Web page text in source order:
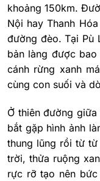
khoảng 150km.
Nội hay Thanh
đường đèo.Tại Pù
bản làng được
cánh rừng xanh
cùng con suối và
Ở thiên đường
bắt gặp hình ảnh
thung lũng rồi từ
trời, thửa ruộng
rực rỡ tạo nên bức